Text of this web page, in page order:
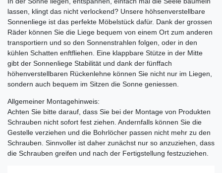
lassen, klingt das nicht verlockend? Unsere höhsenverstellbare
Sonnenliege ist das perfekte Möbelstück dafür. Dank der grossen
Räder können Sie die Liege bequem von einem Ort zum anderen
transportiern und so den Sonnenstrahlen folgen, oder in den
kühlen Schatten enftfliehen. Eine klappbare Stütze in der Mitte
gibt der Sonnenliege Stabilität und dank der fünffach
höhenverstellbaren Rückenlehne können Sie nicht nur im Liegen,
sondern auch bequem im Sitzen die Sonne geniessen.
Allgemeiner Montagehinweis:
Achten Sie bitte darauf, dass Sie bei der Montage von Produkten
Schrauben nicht sofort fest ziehen. Andernfalls können Sie die
Gestelle verziehen und die Bohrlöcher passen nicht mehr zu den
Schrauben. Sinnvoller ist daher zunächst nur so anzuziehen, dass
die Schrauben greifen und nach der Fertigstellung festzuziehen.